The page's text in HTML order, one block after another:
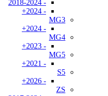
- 2018-2024
- 2024+
MG3
- 2024+
MG4
- 2023+
MG5
- 2021+
S5
- 2026+
ZS